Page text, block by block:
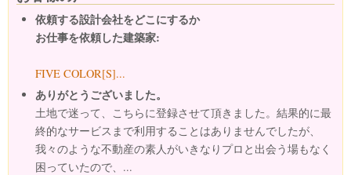
依頼する設計会社をどこにするか
お仕事を依頼した建築家:
FIVE COLOR[S]...
ありがとうございました。
土地で迷って、こちらに登録させて頂きました。結果的に最
終的なサービスまで利用することはありませんでしたが、
我々のような不動産の素人がいきなりプロと出会う場もなく
困っていたので、...